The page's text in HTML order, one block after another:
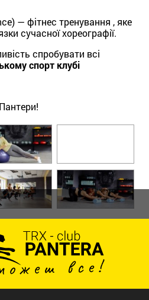
— фітнес тренування , яке
сучасної хореографії.
спробувати всі
спорт клубі